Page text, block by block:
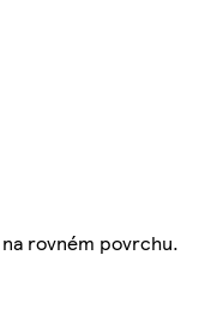
rovném povrchu.